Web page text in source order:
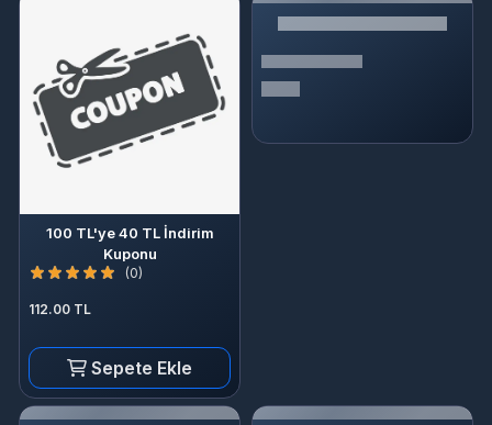
100 TL'ye 40 TL İndirim
Kuponu
(0)
112.00 TL
Sepete Ekle